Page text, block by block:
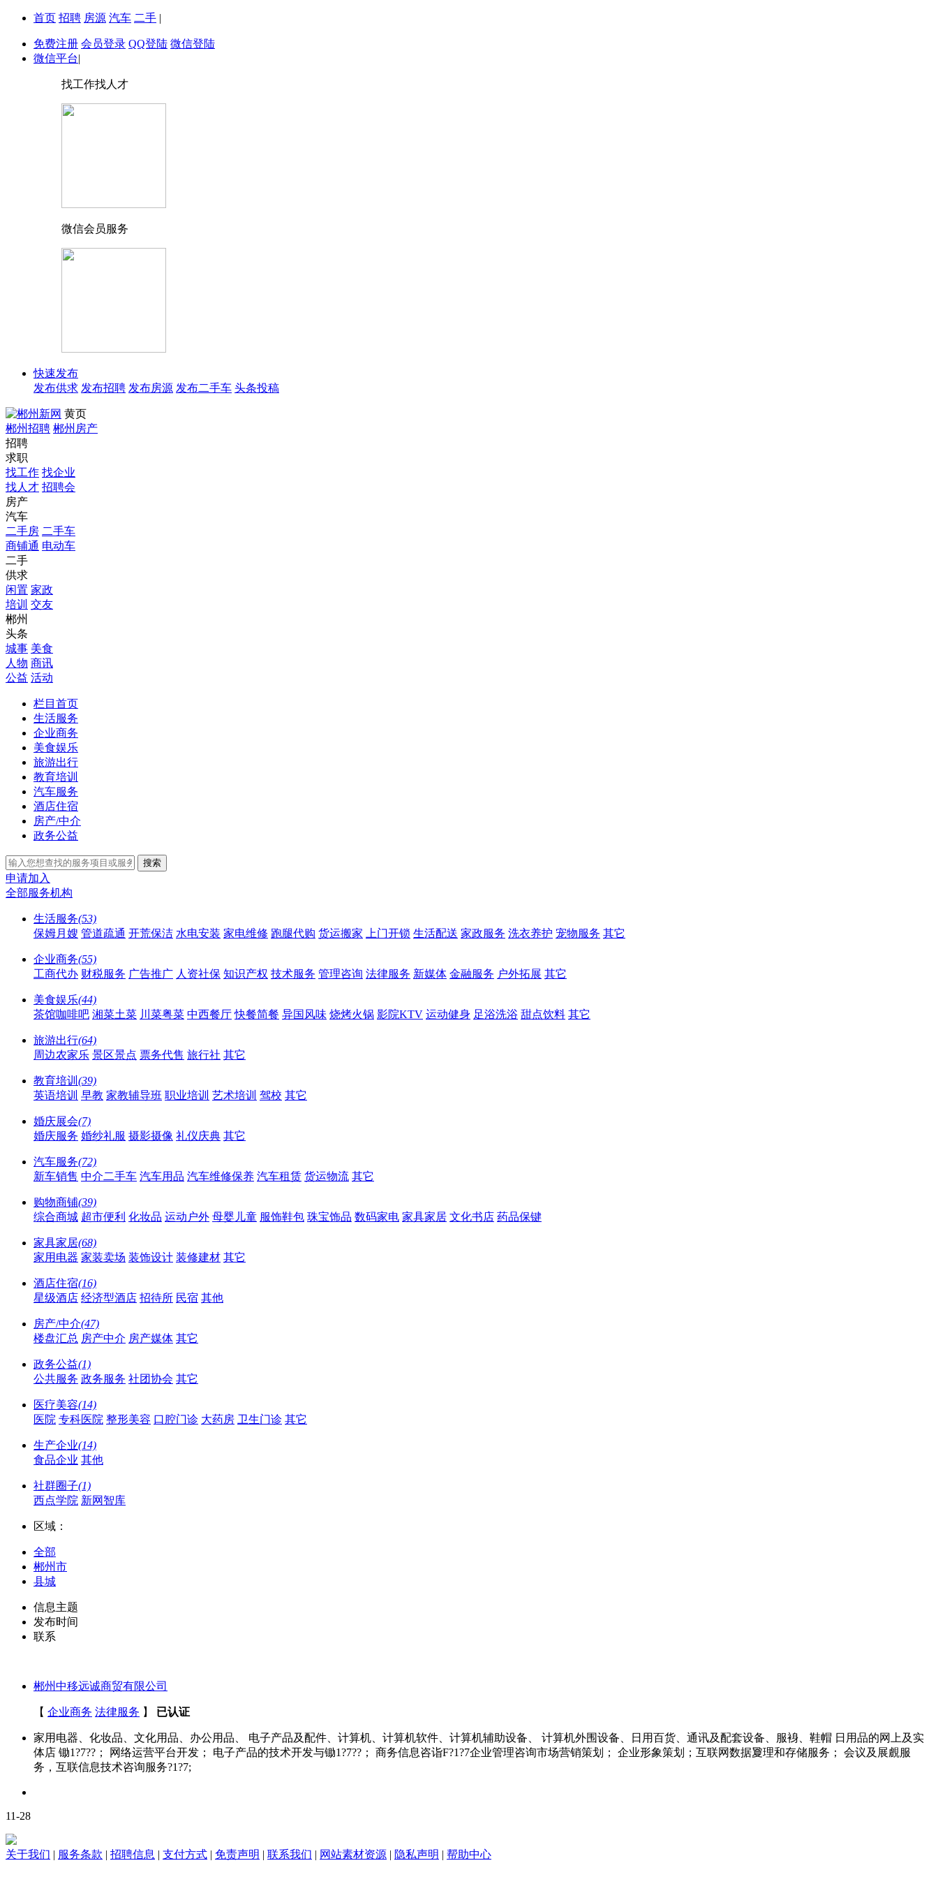
首页 招聘 房源 汽车 二手 |
免费注册 会员登录 QQ登陆 微信登陆
微信平台|
找工作找人才
微信会员服务
快速发布
发布供求 发布招聘 发布房源 发布二手车 头条投稿
黄页
郴州招聘 郴州房产
招聘
求职
找工作 找企业
找人才 招聘会
房产
汽车
二手房 二手车
商铺通 电动车
二手
供求
闲置 家政
培训 交友
郴州
头条
城事 美食
人物 商讯
公益 活动
栏目首页
生活服务
企业商务
美食娱乐
旅游出行
教育培训
汽车服务
酒店住宿
房产/中介
政务公益
搜索
申请加入
全部服务机构
生活服务(53)
保姆月嫂 管道疏通 开荒保洁 水电安装 家电维修 跑腿代购 货运搬家 上门开锁 生活配送 家政服务 洗衣养护 宠物服务 其它
企业商务(55)
工商代办 财税服务 广告推广 人资社保 知识产权 技术服务 管理咨询 法律服务 新媒体 金融服务 户外拓展 其它
美食娱乐(44)
茶馆咖啡吧 湘菜土菜 川菜粤菜 中西餐厅 快餐简餐 异国风味 烧烤火锅 影院KTV 运动健身 足浴洗浴 甜点饮料 其它
旅游出行(64)
周边农家乐 景区景点 票务代售 旅行社 其它
教育培训 (39)
英语培训 早教 家教辅导班 职业培训 艺术培训 驾校 其它
婚庆展会(7)
婚庆服务 婚纱礼服 摄影摄像 礼仪庆典 其它
汽车服务(72)
新车销售 中介二手车 汽车用品 汽车维修保养 汽车租赁 货运物流 其它
购物商铺(39)
综合商城 超市便利 化妆品 运动户外 母婴儿童 服饰鞋包 珠宝饰品 数码家电 家具家居 文化书店 药品保键
家具家居(68)
家用电器 家装卖场 装饰设计 装修建材 其它
酒店住宿(16)
星级酒店 经济型酒店 招待所 民宿 其他
房产/中介(47)
楼盘汇总 房产中介 房产媒体 其它
政务公益(1)
公共服务 政务服务 社团协会 其它
医疗美容(14)
医院 专科医院 整形美容 口腔门诊 大药房 卫生门诊 其它
生产企业(14)
食品企业 其他
社群圈子(1)
西点学院 新网智库
区域：
全部
郴州市
县城
信息主题
发布时间
联系
郴州中移远诚商贸有限公司
【 企业商务 法律服务 】 已认证
家用电器、化妆品、文化用品、办公用品、 电子产品及配件、计算机、计算机软件、计算机辅助设备、 计算机外围设备、日用百货、通讯及配套设备、服裑、鞋帽 日用品的网上及实
体店 锄1?7??； 网络运营平台开发； 电子产品的技术开发与锄1?7??； 商务信息咨诣F?1?7企业管理咨询市场营销策划； 企业形象策划；互联网数据夐理和存储服务； 会议及展覻服
务，互联信息技术咨询服务?1?7;
11-28
关于我们 | 服务条款 | 招聘信息 | 支付方式 | 免责声明 | 联系我们 | 网站素材资源 | 隐私声明 | 帮助中心